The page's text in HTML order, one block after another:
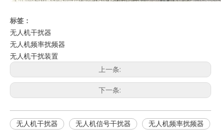
标签：
无人机干扰器
无人机频率扰频器
无人机干扰装置
上一条:
下一条:
无人机干扰器 无人机信号干扰器 无人机频率扰频器